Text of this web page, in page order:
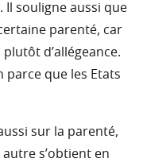
souligne aussi que
parenté, car
plutôt d’allégeance.
parce que les Etats
sur la parenté,
autre s’obtient en